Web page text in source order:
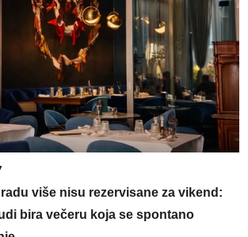
više nisu rezervisane za vikend:
bira večeru koja se spontano